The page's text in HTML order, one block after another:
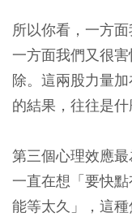
所以你看，一方
一方面我們又很
除。這兩股力量
的結果，往往是什
第三個心理效應
一直在想「要快
能等太久」，這